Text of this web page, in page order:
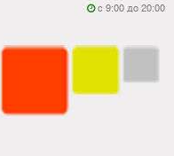
 c 9:00 до 20:00